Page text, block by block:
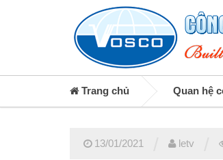
Trang chủ Quan hệ
13/01/2021 letv